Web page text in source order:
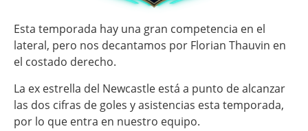
Esta temporada hay una gran competencia en el
lateral, pero nos decantamos por Florian Thauvin en
el costado derecho.
La ex estrella del Newcastle está a punto de alcanzar
las dos cifras de goles y asistencias esta temporada,
por lo que entra en nuestro equipo.